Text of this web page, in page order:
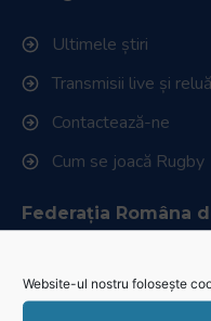
Website-ul nostru folosește
Ultimele știri
Transmisii live și
Contactează-ne
Cum se joacă Rugby
Federația Româna
Cluburi afiliate la